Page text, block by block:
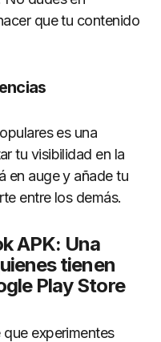
que tu contenido
es una
tu visibilidad en la
en auge y añade tu
entre los demás.
APK: Una
tienen
Play Store
experimentes